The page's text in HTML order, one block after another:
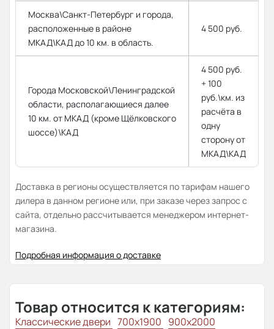
Москва\Санкт-Петербург и города,
расположенные в районе
МКАД\КАД до 10 км. в область.
4 500 руб.
Города Московской\Ленинградской
области, располагающиеся далее
10 км. от МКАД (кроме Щёлковского
шоссе)\КАД
4 500 руб.
+ 100
руб.\км. из
расчёта в
одну
сторону от
МКАД\КАД
Доставка в регионы осуществляется по тарифам нашего
дилера в данном регионе или, при заказе через запрос с
сайта, отдельно рассчитывается менеджером интернет-
магазина.
Подробная информация о доставке
Товар относится к категориям:
Классические двери 700x1900 900x2000